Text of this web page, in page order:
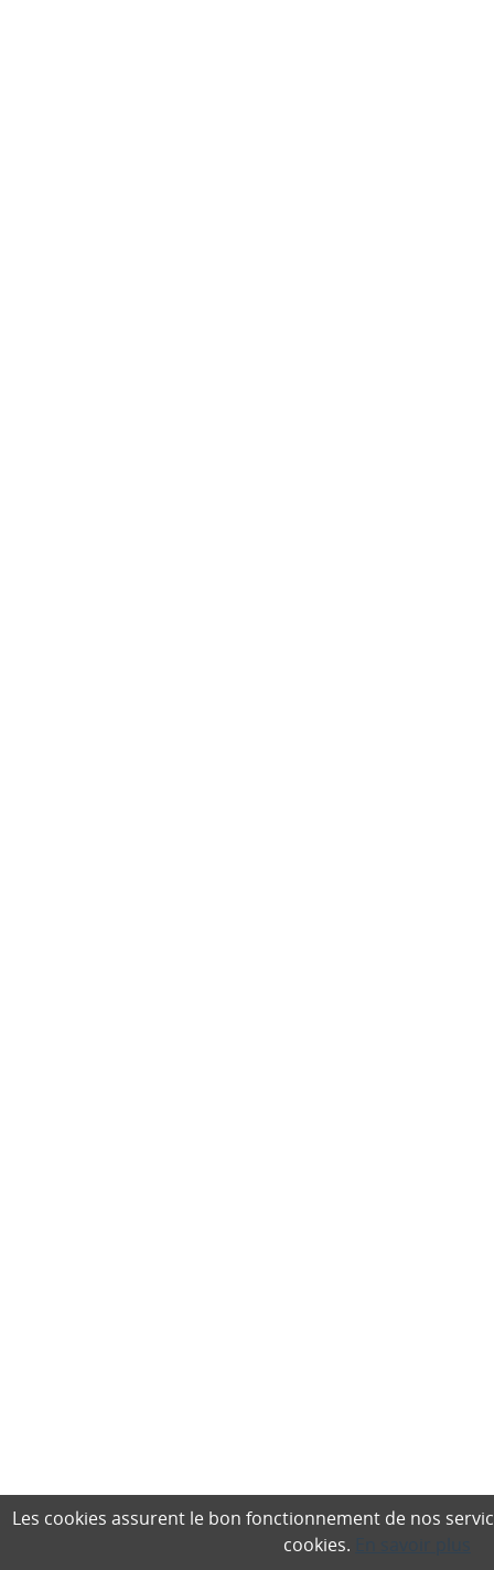
Les cookies assurent le bon fonctionnement de nos
cookies.